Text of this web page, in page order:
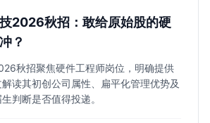
2026秋招：敢给原始股的硬
？
秋招聚焦硬件工程师岗位，明确提供
读其初创公司属性、扁平化管理优势及
判断是否值得投递。